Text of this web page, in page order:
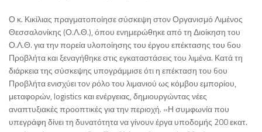
Ο κ. Κικίλιας πραγματοποίησε σύσκεψη στον Οργανισμό Λιμένος
Θεσσαλονίκης (Ο.Λ.Θ.), όπου ενημερώθηκε από τη Διοίκηση του
Ο.Λ.Θ. για την πορεία υλοποίησης του έργου επέκτασης του 6ου
Προβλήτα και ξεναγήθηκε στις εγκαταστάσεις του λιμένα. Κατά τη
διάρκεια της σύσκεψης υπογράμμισε ότι η επέκταση του 6ου
Προβλήτα ενισχύει τον ρόλο του λιμανιού ως κόμβου εμπορίου,
μεταφορών, logistics και ενέργειας, δημιουργώντας νέες
αναπτυξιακές προοπτικές για την περιοχή. «Η συμφωνία που
υπεγράφη δίνει τη δυνατότητα να γίνουν έργα υποδομής 200 εκατ.